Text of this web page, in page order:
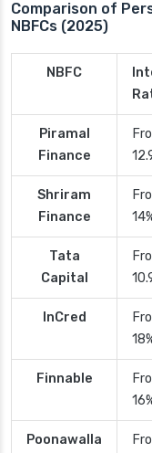
Comparison of
NBFCs (2025)
NBFC
Piramal
Finance
Shriram
Finance
Tata
Capital
InCred
Finnable
Poonawalla